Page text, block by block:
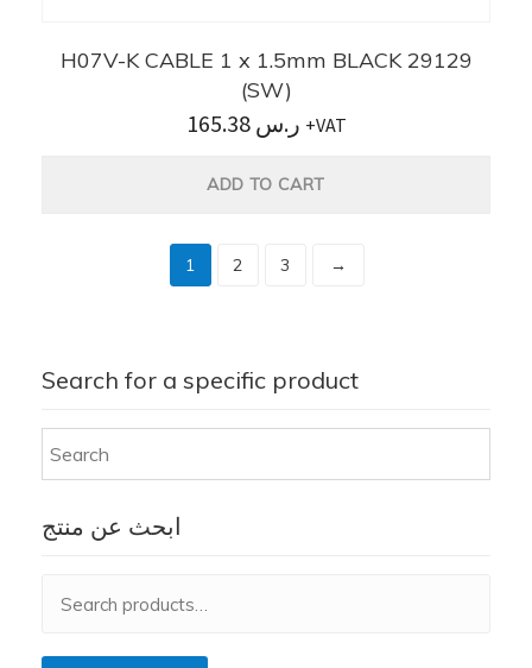
H07V-K CABLE 1 x 1.5mm BLACK 29129
(SW)
ر.س 165.38 +VAT
ADD TO CART
1 2 3 →
Search for a specific product
ابحث عن منتج
for: